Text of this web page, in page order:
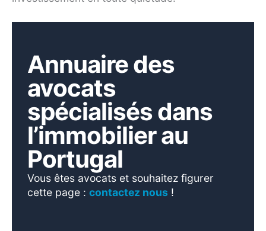
Annuaire des
avocats
spécialisés dans
l’immobilier au
Portugal
Vous êtes avocats et souhaitez figurer
cette page :contactez nous !